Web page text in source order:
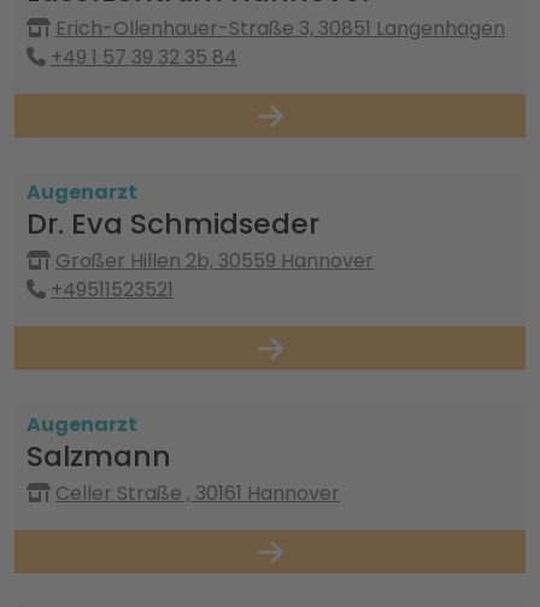
Erich-Ollenhauer-Straße 3, 30851 Langenhagen
+49 1 57 39 32 35 84
Augenarzt
Dr. Eva Schmidseder
Großer Hillen 2b, 30559 Hannover
+49511523521
Augenarzt
Salzmann
Celler Straße , 30161 Hannover